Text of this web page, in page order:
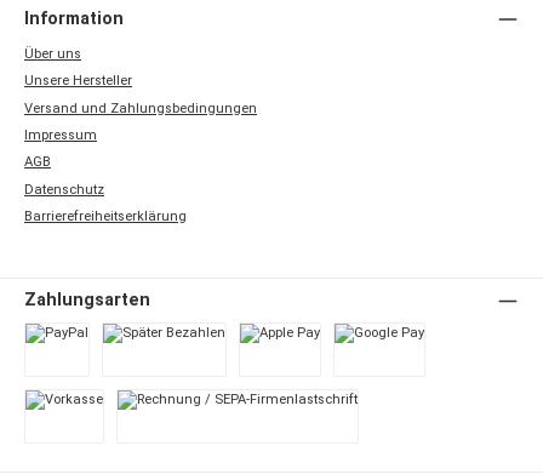
Information
Über uns
Unsere Hersteller
Versand und Zahlungsbedingungen
Impressum
AGB
Datenschutz
Barrierefreiheitserklärung
Zahlungsarten